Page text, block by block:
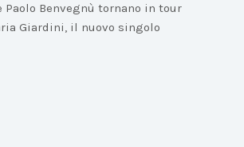
Paolo Benvegnù tornano in tour
Giardini, il nuovo singolo